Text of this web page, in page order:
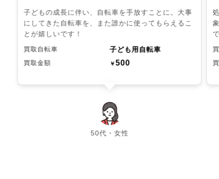
子どもの成長に伴い、自転車を手放すことに。大事
にしてきた自転車を、また誰かに使ってもらえるこ
とが嬉しいです！
買取自転車 子ども用自転車
買取金額 ￥500
50代・女性
chevron_left chevron_right